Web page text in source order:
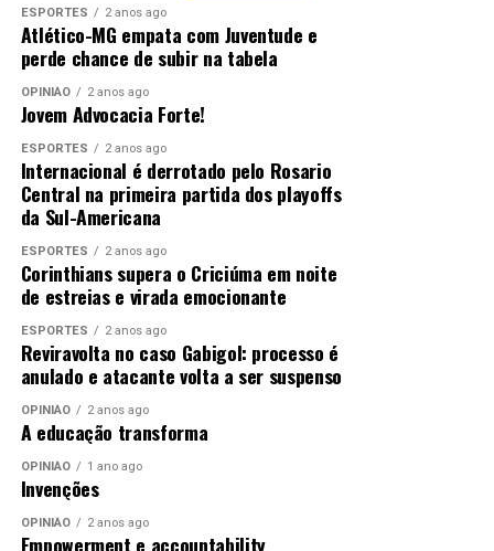
RELATED TOPICS: CARNAVAL CELULAR
DÁ
DESTAQUE DICAS DURANTE
POLICIA-MT
UP NEXT
Polícia Militar prende faccionado com 50 tabletes de
maconha e munições em Cáceres
DON'T MISS
Polícia Civil de MT integra operação contra crimes
virtuais
ESPORTES 2 anos ago
Atlético-MG empata com Juventude e
perde chance de subir na tabela
OPINIÃO 2 anos ago
Jovem Advocacia Forte!
ESPORTES 2 anos ago
Internacional é derrotado pelo Rosario
Central na primeira partida dos playoffs
da Sul-Americana
ESPORTES 2 anos ago
Corinthians supera o Criciúma em noite
de estreias e virada emocionante
ESPORTES 2 anos ago
Reviravolta no caso Gabigol: processo é
anulado e atacante volta a ser suspenso
OPINIÃO 2 anos ago
A educação transforma
OPINIÃO 1 ano ago
Invenções
OPINIÃO 2 anos ago
Empowerment e accountability